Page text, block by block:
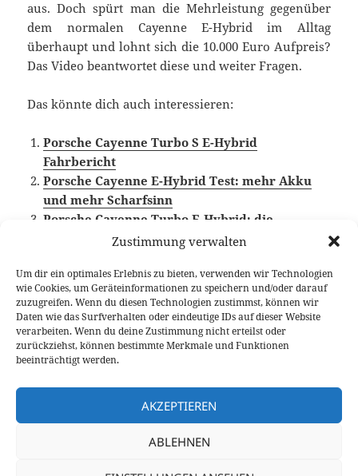
Zustimmung verwalten
Um dir ein optimales Erlebnis zu bieten, verwenden wir Technologien
wie Cookies, um Geräteinformationen zu speichern und/oder darauf
zuzugreifen. Wenn du diesen Technologien zustimmst, können wir
Daten wie das Surfverhalten oder eindeutige IDs auf dieser Website
verarbeiten. Wenn du deine Zustimmung nicht erteilst oder
zurückziehst, können bestimmte Merkmale und Funktionen
beeinträchtigt werden.
AKZEPTIEREN
ABLEHNEN
aus. Doch spürt man die Mehrleistung gegenüber
dem normalen Cayenne E-Hybrid im Alltag
überhaupt und lohnt sich die 10.000 Euro Aufpreis?
Das Video beantwortet diese und weiter Fragen.
Das könnte dich auch interessieren:
Porsche Cayenne Turbo S E-Hybrid
Fahrbericht
Porsche Cayenne E-Hybrid Test: mehr Akku
und mehr Scharfsinn
Porsche Cayenne Turbo E-Hybrid: die
Effizienz-Rakete
Veröffentlicht
am
7. Dezember 2023 Autor
Fabian Meßner Kategorien
Fahrberichte
Plug-in Hybrid,Porsche Cayenne,Video Fahrbericht
Beitragsnavigation
Vorheriger
ORA Funky Cat 400 Pro+ im Test
Kia EV9 AWD Test: Platz für die ganze